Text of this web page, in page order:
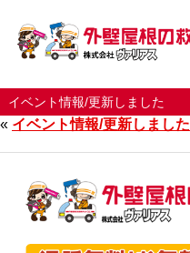
イベント情報/更新しました
« イベント情報/更新しました